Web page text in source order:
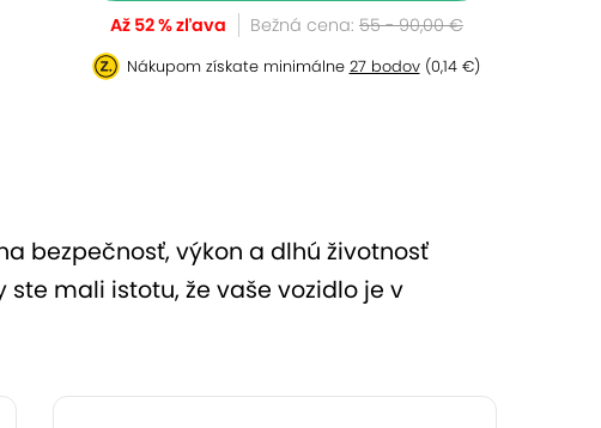
Až 52 % zľava Bežná cena: 55 - 90,00 €
Nákupom získate minimálne 27 bodov(0,14 €)
bezpečnosť, výkon a dlhú životnosť
mali istotu, že vaše vozidlo je v